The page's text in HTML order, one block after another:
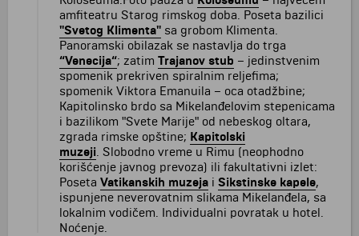
amfiteatru Starog rimskog doba. Poseta bazilici
"Svetog Klimenta" sa grobom Klimenta.
Panoramski obilazak se nastavlja do trga
“Venecija“; zatim Trajanov stub – jedinstvenim
spomenik prekriven spiralnim reljefima;
spomenik Viktora Emanuila – oca otadžbine;
Kapitolinsko brdo sa Mikelanđelovim stepenicama
i bazilikom "Svete Marije" od nebeskog oltara,
zgrada rimske opštine; Kapitolski
muzeji. Slobodno vreme u Rimu (neophodno
korišćenje javnog prevoza) ili fakultativni izlet:
Poseta Vatikanskih muzeja i Sikstinske kapele,
ispunjene neverovatnim slikama Mikelanđela, sa
lokalnim vodičem. Individualni povratak u hotel.
Noćenje.